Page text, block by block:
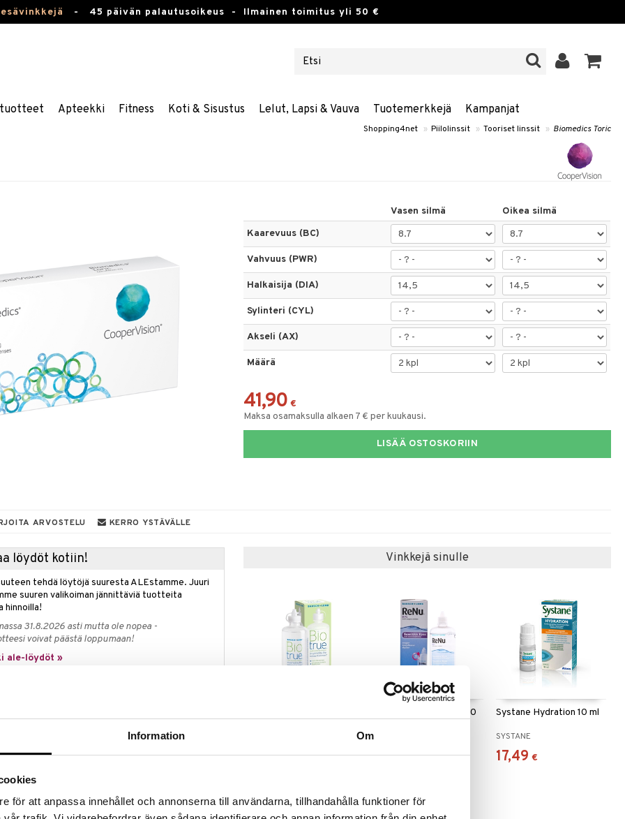
Information Om
för att anpassa innehållet och annonserna till användarna, tillhandahålla funktioner för
- 45 päivän palautusoikeus - Ilmainen toimitus yli 50 €
Apteekki Fitness Koti & Sisustus Lelut, Lapsi & Vauva Tuotemerkkejä Kampanjat
Shopping4net » Piilolinssit » Tooriset linssit » Biomedics Toric
Vasen silmä
Oikea silmä
Kaarevuus (BC)
Vahvuus (PWR)
Halkaisija (DIA)
Sylinteri (CYL)
Akseli (AX)
Määrä
41,90 €
Maksa osamaksulla alkaen 7 € per kuukausi.
LISÄÄ OSTOSKORIIN
ARVOSTELU KERRO YSTÄVÄLLE
löydöt kotiin!
tehdä löytöjä suuresta ALEstamme. Juuri
suuren valikoiman jännittäviä tuotteita
hinnoilla!
31.8.2026 asti mutta ole nopea -
voivat päästä loppumaan!
ale-löydöt »
linssi, joka korjaa hajataittoa. Linssillä on
tekee näöntarkkuudesta täydellisen koko
vaikuttaa siihen, että Biomedics Toric on monien
linssi - uusien tutkimusten mukaan jopa
Vinkkejä sinulle
10,49 €
ReNu Multipurpose 360
BAUSCH & LOMB
7,49 €
Systane Hydration 10 ml
SYSTANE
17,49 €